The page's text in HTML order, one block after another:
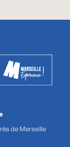
de Marseille